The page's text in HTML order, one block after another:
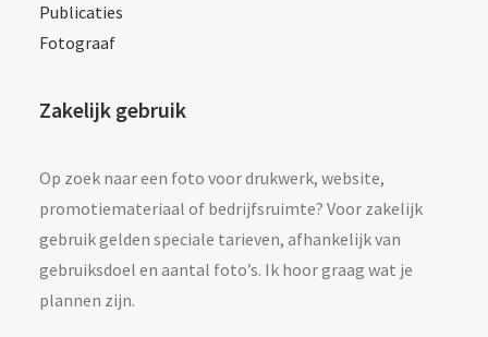
Publicaties
Fotograaf
Zakelijk gebruik
Op zoek naar een foto voor drukwerk, website,
promotiemateriaal of bedrijfsruimte? Voor zakelijk
gebruik gelden speciale tarieven, afhankelijk van
gebruiksdoel en aantal foto’s. Ik hoor graag wat je
plannen zijn.